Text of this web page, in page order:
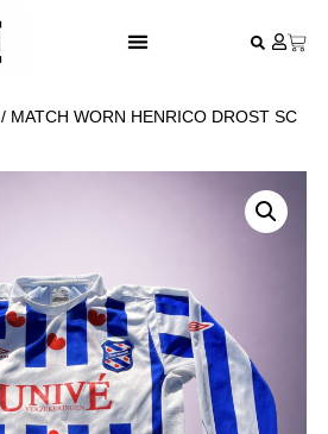
/ MATCH WORN HENRICO DROST SC